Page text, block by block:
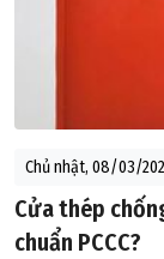
Chủ nhật, 08/03/
Cửa thép
chuẩn PCCC?